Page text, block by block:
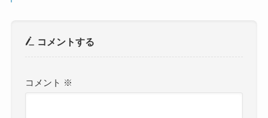
コメントする
コメント ※